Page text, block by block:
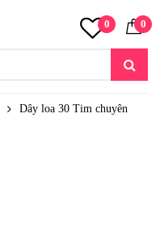
0 0
Dây loa 30 Tim chuyên